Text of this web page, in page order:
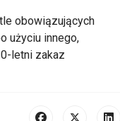
obowiązujących
użyciu innego,
letni zakaz